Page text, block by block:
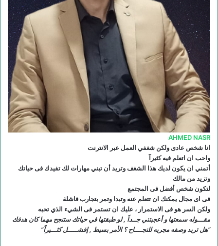
م
و
ق
AHMED NASR
انا شخص عادى ولكن شغفي العمل عبر الانترنت
واحب ان اتعلم فيه كثيرآ
أتمني ان يكون لديك هذا الشغف وتريد أن تبني مهارات لك تفيدك فى حياتك
وتزيد من مالك
لتكون شخص أفضل فى المجتمع
فى اى مجال يمكنك ان تتعلم عنه وتبدا وتمر بتجارب فاشلة
ولكن السر هو فى الاستمرار ، عليك ان تستمر فى الشيء الذي تحبه
مقـــوله سمعتها و أعجبتني جــداً , لو طبقتها في حياتك ستنجح مهما كان هدفك
“هل تريد وصفه مجربه للنجــــاح ؟ الأمر بسيط , إفشـــــل كثـــيراً”